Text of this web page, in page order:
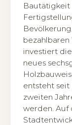
Bautätigkeit
bezahlbaren
investiert
neues
entsteht seit
zweiten
werden. Auf